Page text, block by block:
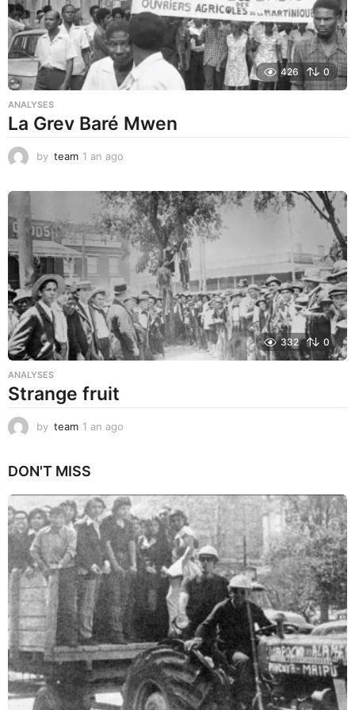
426 0
ANALYSES
La Grev Baré Mwen
by team 1 an ago
a
g
o
332 0
ANALYSES
Strange fruit
by team 1 an ago
o
DON'T MISS